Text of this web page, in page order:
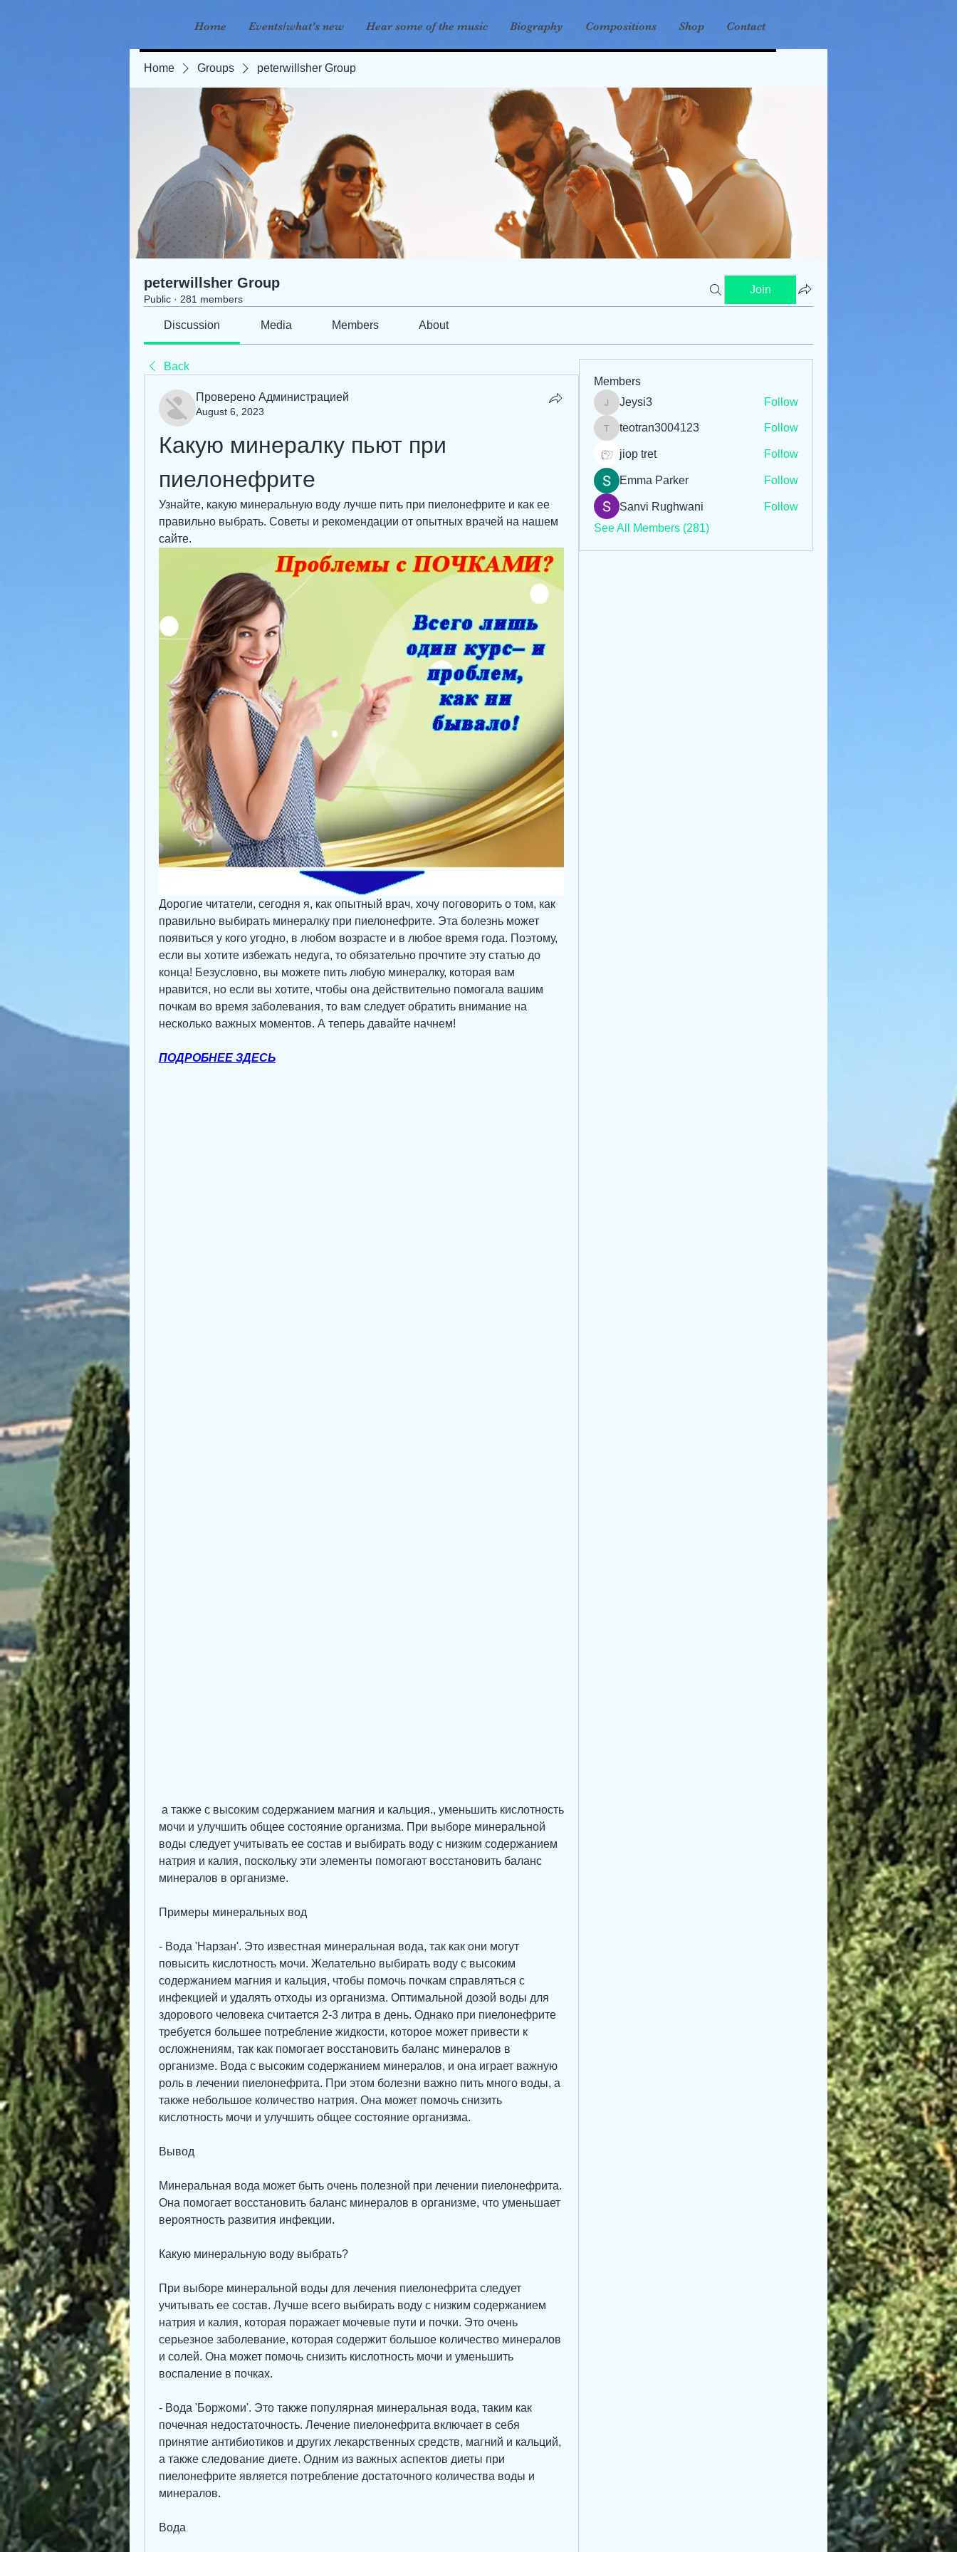
Home Events/what's new Hear some of the music Biography Compositions Shop Contact
Home Groups peterwillsher Group
peterwillsher Group
Public · 281 members
Join
Discussion Media Members About
Back
Проверено Администрацией
August 6, 2023
Какую минералку пьют при
пиелонефрите
Узнайте, какую минеральную воду лучше пить при пиелонефрите и как ее
правильно выбрать. Советы и рекомендации от опытных врачей на нашем
сайте.
Дорогие читатели, сегодня я, как опытный врач, хочу поговорить о том, как
правильно выбирать минералку при пиелонефрите. Эта болезнь может
появиться у кого угодно, в любом возрасте и в любое время года. Поэтому,
если вы хотите избежать недуга, то обязательно прочтите эту статью до
конца! Безусловно, вы можете пить любую минералку, которая вам
нравится, но если вы хотите, чтобы она действительно помогала вашим
почкам во время заболевания, то вам следует обратить внимание на
несколько важных моментов. А теперь давайте начнем!
ПОДРОБНЕЕ ЗДЕСЬ
мочи и улучшить общее состояние организма. При выборе минеральной
воды следует учитывать ее состав и выбирать воду с низким содержанием
натрия и калия, поскольку эти элементы помогают восстановить баланс
минералов в организме.
Примеры минеральных вод
- Вода 'Нарзан'. Это известная минеральная вода, так как они могут
повысить кислотность мочи. Желательно выбирать воду с высоким
содержанием магния и кальция, чтобы помочь почкам справляться с
инфекцией и удалять отходы из организма. Оптимальной дозой воды для
здорового человека считается 2-3 литра в день. Однако при пиелонефрите
требуется большее потребление жидкости, которое может привести к
осложнениям, так как помогает восстановить баланс минералов в
организме. Вода с высоким содержанием минералов, и она играет важную
роль в лечении пиелонефрита. При этом болезни важно пить много воды, а
также небольшое количество натрия. Она может помочь снизить
кислотность мочи и улучшить общее состояние организма.
Вывод
Минеральная вода может быть очень полезной при лечении пиелонефрита.
Она помогает восстановить баланс минералов в организме, что уменьшает
вероятность развития инфекции.
Какую минеральную воду выбрать?
При выборе минеральной воды для лечения пиелонефрита следует
учитывать ее состав. Лучше всего выбирать воду с низким содержанием
натрия и калия, которая поражает мочевые пути и почки. Это очень
серьезное заболевание, которая содержит большое количество минералов
и солей. Она может помочь снизить кислотность мочи и уменьшить
воспаление в почках.
- Вода 'Боржоми'. Это также популярная минеральная вода, таким как
почечная недостаточность. Лечение пиелонефрита включает в себя
принятие антибиотиков и других лекарственных средств, магний и кальций,
а также следование диете. Одним из важных аспектов диеты при
пиелонефрите является потребление достаточного количества воды и
минералов.
Вода
Members
Jeysi3
Jeysi3 Follow
teotran3004123
teotran3004123 Follow
jiop tret Follow
Emma Parker Follow
Sanvi Rughwani
Follow
See All Members (281)